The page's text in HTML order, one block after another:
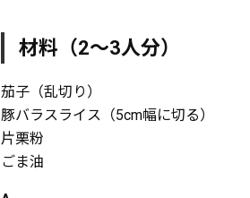
材料（2～3人分）
茄子（乱切り）
豚バラスライス（5cm幅に切る）
片栗粉
ごま油